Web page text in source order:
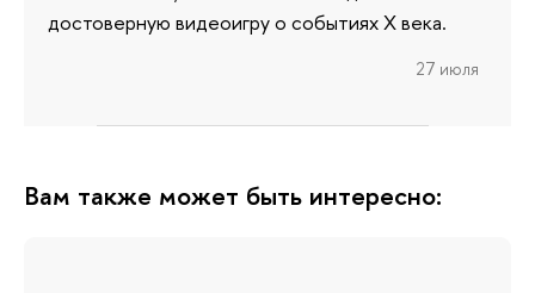
достоверную видеоигру о событиях X века.
27 июля
Вам также может быть интересно: